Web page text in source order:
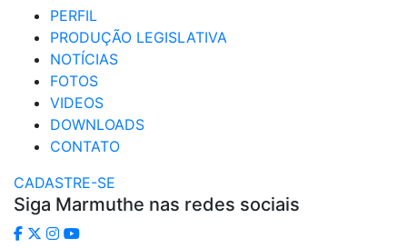
PERFIL
PRODUÇÃO LEGISLATIVA
NOTÍCIAS
FOTOS
VIDEOS
DOWNLOADS
CONTATO
CADASTRE-SE
Siga Marmuthe nas redes sociais